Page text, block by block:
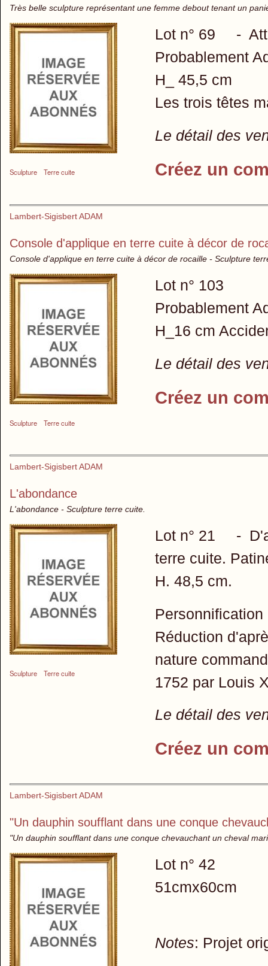
Très belle sculpture représentant une femme debout tenant un
Sculpture Terre cuite
Lot n° 69 -
Probablement
H_ 45,5 cm
Les trois têtes
Le détail des
Créez un
Lambert-Sigisbert ADAM
Console d'applique en terre cuite à décor de
Console d'applique en terre cuite à décor de rocaille - Sculpture
Sculpture Terre cuite
Lot n° 103
Probablement
H_16 cm
Le détail des
Créez un
Lambert-Sigisbert ADAM
L'abondance
L'abondance - Sculpture terre cuite.
Sculpture Terre cuite
Lot n° 21 -
terre cuite.
H. 48,5 cm.
Réduction
nature
1752 par Louis
Le détail des
Créez un
Lambert-Sigisbert ADAM
"Un dauphin soufflant dans une conque
"Un dauphin soufflant dans une conque chevauchant un cheval
Lot n° 42
51cmx60cm
Notes: Projet